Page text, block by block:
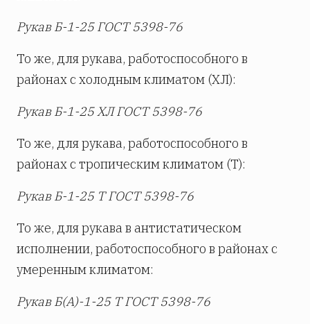
Рукав Б-1-25 ГОСТ 5398-76
То же, для рукава, работоспособного в
районах с холодным климатом (ХЛ):
Рукав Б-1-25 ХЛ ГОСТ 5398-76
То же, для рукава, работоспособного в
районах с тропическим климатом (Т):
Рукав Б-1-25 Т ГОСТ 5398-76
То же, для рукава в антистатическом
исполнении, работоспособного в районах с
умеренным климатом:
Рукав Б(А)-1-25 Т ГОСТ 5398-76